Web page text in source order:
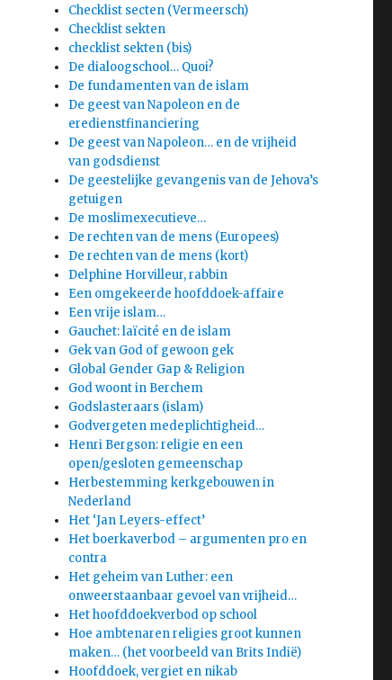
Checklist secten (Vermeersch)
Checklist sekten
checklist sekten (bis)
De dialoogschool… Quoi?
De fundamenten van de islam
De geest van Napoleon en de
eredienstfinanciering
De geest van Napoleon… en de vrijheid
van godsdienst
De geestelijke gevangenis van de Jehova’s
getuigen
De moslimexecutieve…
De rechten van de mens (Europees)
De rechten van de mens (kort)
Delphine Horvilleur, rabbin
Een omgekeerde hoofddoek-affaire
Een vrije islam…
Gauchet: laïcité en de islam
Gek van God of gewoon gek
Global Gender Gap & Religion
God woont in Berchem
Godslasteraars (islam)
Godvergeten medeplichtigheid…
Henri Bergson: religie en een
open/gesloten gemeenschap
Herbestemming kerkgebouwen in
Nederland
Het ‘Jan Leyers-effect’
Het boerkaverbod – argumenten pro en
contra
Het geheim van Luther: een
onweerstaanbaar gevoel van vrijheid…
Het hoofddoekverbod op school
Hoe ambtenaren religies groot kunnen
maken… (het voorbeeld van Brits Indië)
Hoofddoek, vergiet en nikab